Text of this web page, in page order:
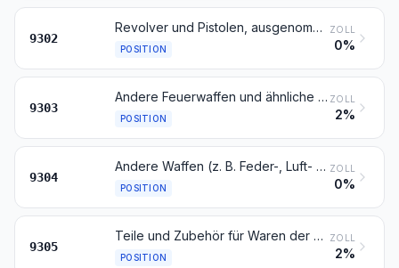
9302
Revolver und Pistolen, ausgenommen solche der Position 9303 oder 9304
POSITION
ZOLL
0%
9303
Andere Feuerwaffen und ähnliche Geräte, bei denen die Explosionswirkung einer Treibladung genutzt wird (z. B. Jagd- und Sportgewehre, Vorderlader, Leuchtpistolen und andere nur Leuchtraketen abfeuernde Geräte, Schreckschusspistolen und -revolver, Bolzen-Viehtötungsapparate und Leinenschießgeräte)
POSITION
ZOLL
2%
9304
Andere Waffen (z. B. Feder-, Luft- und Gasdruckgewehre, -büchsen und -pistolen und Schlagstöcke), ausgenommen Waffen der Position 9307
POSITION
ZOLL
0%
9305
Teile und Zubehör für Waren der Positionen 9301 bis 9304
POSITION
ZOLL
2%